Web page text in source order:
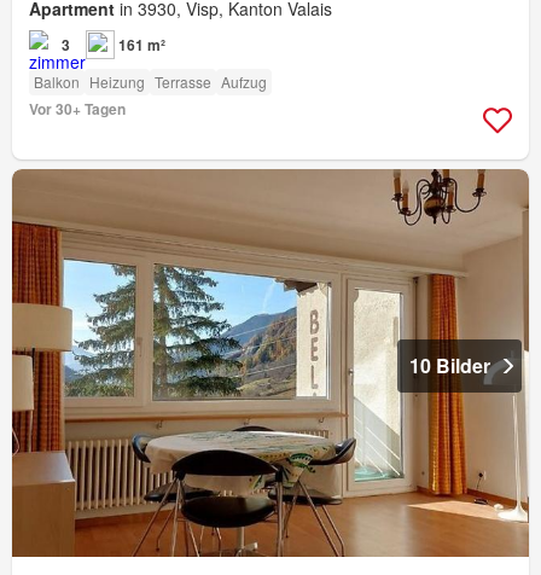
Apartment in 3930, Visp, Kanton Valais
3 161 m²
Balkon Heizung Terrasse Aufzug
Vor 30+ Tagen
10 Bilder